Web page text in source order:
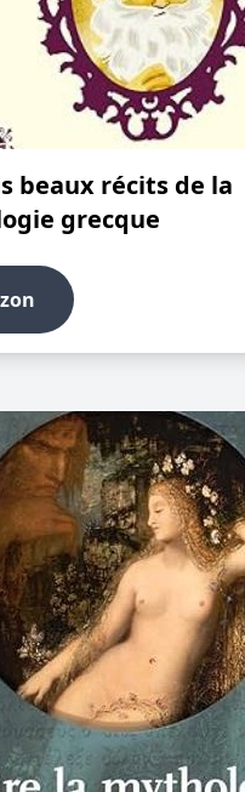
beaux récits de la
grecque